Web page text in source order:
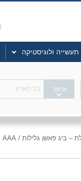
תעשייה ולוגיסטיקה
איזור כל הארץ